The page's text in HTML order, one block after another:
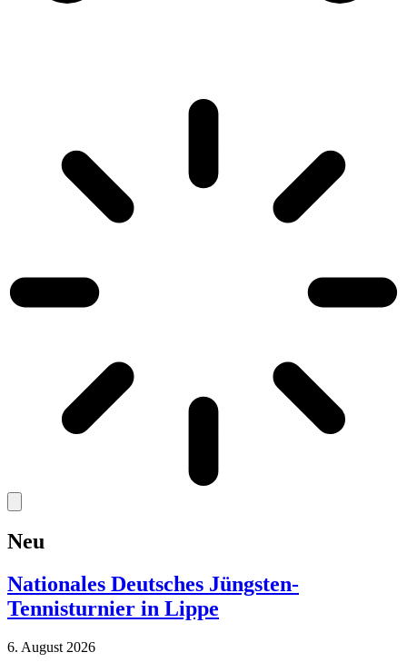
Neu
Nationales Deutsches Jüngsten-
Tennisturnier in Lippe
6. August 2026